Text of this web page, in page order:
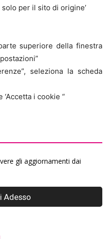
per il sito di origine’
superiore della finestra
seleziona la scheda
‘Accetta i cookie “
gli aggiornamenti dai